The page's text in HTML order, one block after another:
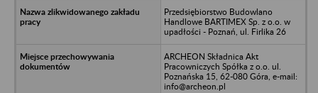
Przedsiębiorstwo Budowlano
Handlowe BARTIMEX Sp. z o.o. w
upadłości - Poznań, ul. Firlika 26
ARCHEON Składnica Akt
Pracowniczych Spółka z o.o. ul.
Poznańska 15, 62-080 Góra, e-mail:
info@archeon.pl